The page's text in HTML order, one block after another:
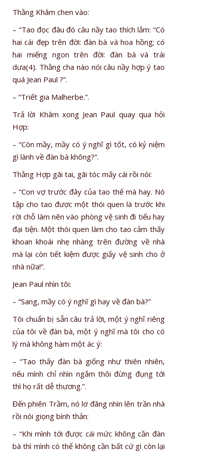
Thằng Khâm chen vào:
– “Tao đọc đâu đó câu nầy tao thích lắm: “Có
hai cái đẹp trên đời: đàn bà và hoa hồng; có
hai miếng ngon trên đời: đàn bà và trái
dưa(4). Thằng cha nào nói câu nầy hợp ý tao
quá Jean Paul ?”.
– “Triết gia Malherbe.”.
Trả lời Khâm xong Jean Paul quay qua hỏi
Hợp:
– “Còn mầy, mầy có ý nghĩ gì tốt, có kỷ niệm
gì lành về đàn bà không?”.
Thằng Hợp gãi tai, gãi tóc mấy cái rồi nói:
– “Con vợ trước đây của tao thế mà hay. Nó
tập cho tao được một thói quen là trước khi
rời chỗ làm nên vào phòng vệ sinh đi tiểu hay
đại tiện. Một thói quen làm cho tao cảm thấy
khoan khoái nhẹ nhàng trên đường về nhà
mà lại còn tiết kiệm được giấy vệ sinh cho ở
nhà nữa!”.
Jean Paul nhìn tôi:
– “Sang, mầy có ý nghĩ gì hay về đàn bà?”
Tôi chuẩn bị sẵn câu trả lời, một ý nghĩ riêng
của tôi về đàn bà, một ý nghĩ mà tôi cho có
lý mà không hàm một ác ý:
– “Tao thấy đàn bà giống như thiên nhiên,
nếu mình chỉ nhìn ngắm thôi đừng đụng tới
thì họ rất dễ thương.”.
Đến phiên Trầm, nó lơ đãng nhìn lên trần nhà
rồi nói giọng bình thản:
– “Khi mình tới được cái mức không cần đàn
bà thì mình có thể không cần bất cứ gì còn lại